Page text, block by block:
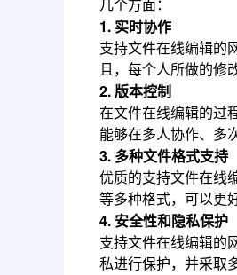
几个方面：
1. 实时协作
支持文件在线编辑的
且，每个人所做的修
2. 版本控制
在文件在线编辑的过
能够在多人协作、多
3. 多种文件格式支持
优质的支持文件在线
等多种格式，可以更
4. 安全性和隐私保护
支持文件在线编辑的
私进行保护，并采取